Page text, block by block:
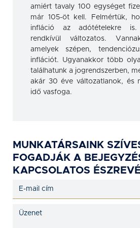
amiért tavaly 100 egységet
már 105-öt kell. Felmértük,
infláció az adótételekre
rendkívül változatos.
amelyek szépen,
inflációt. Ugyanakkor több
találhatunk a jogrendszerben,
akár 30 éve változatlanok, és
idő vasfoga.
MUNKATÁRSAINK
FOGADJÁK A
KAPCSOLATOS